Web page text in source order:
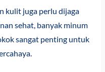
kulit juga perlu dijaga
sehat, banyak minum
sangat penting untuk